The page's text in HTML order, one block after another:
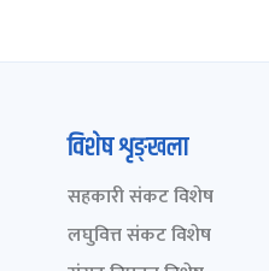
विशेष शृङ्खला
सहकारी संकट विशेष
लघुवित्त संकट विशेष